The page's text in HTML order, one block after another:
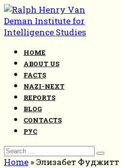
Skip
to
content
HOME
ABOUT US
FACTS
NAZI-NEXT
REPORTS
BLOG
CONTACTS
РУС
Search
for:
Home »Элизабет Фуджитт